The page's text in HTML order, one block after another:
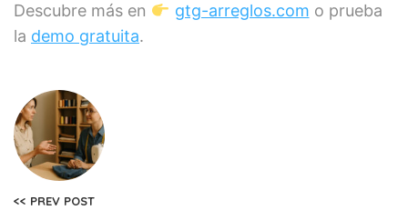
Descubre más en gtg-arreglos.com o prueba
la demo gratuita.
<< PREV POST